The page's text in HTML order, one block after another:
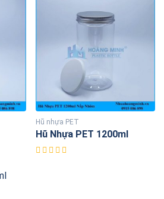
Hũ nhựa PET
Hũ Nhựa PET 1200ml